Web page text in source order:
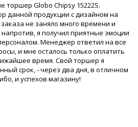
торшер Globo Chipsy 15222S.
данной продукции с дизайном на
не заняло много времени и
я получил приятные эмоции
Менеджер ответил на все
и мне осталось только оплатить
время. Свой торшер я
срок, - через два дня, в отличном
и успехов магазину!